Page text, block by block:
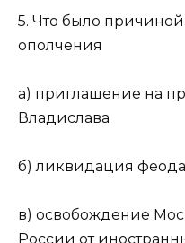
5. Что было
ополчения
а) приглашение на
Владислава
б) ликвидация
в) освобождение
России от